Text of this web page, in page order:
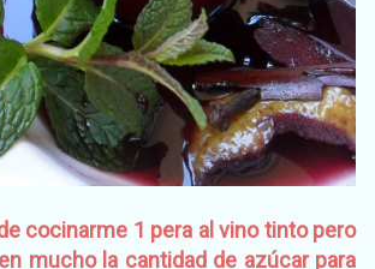
cocinarme 1 pera al vino tinto pero
mucho la cantidad de azúcar para